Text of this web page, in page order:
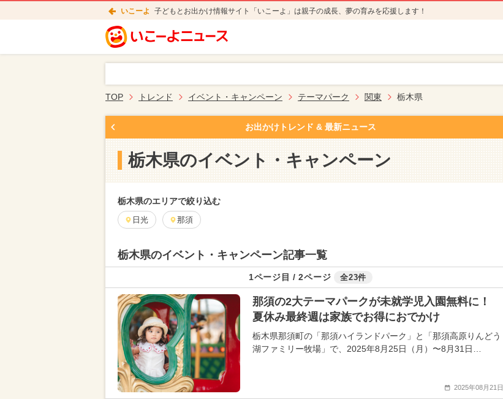
いこーよ 子どもとお出かけ情報サイト「いこーよ」は親子の成長、夢の育みを応援します！
TOP トレンド イベント・キャンペーン テーマパーク 関東 栃木県
お出かけトレンド & 最新ニュース
栃木県のイベント・キャンペーン
栃木県のエリアで絞り込む
日光 那須
栃木県のイベント・キャンペーン記事一覧
1ページ目 / 2ページ 全23件
那須の2大テーマパークが未就学児入園無料に！
夏休み最終週は家族でお得におでかけ
栃木県那須町の「那須ハイランドパーク」と「那須高原りんどう
湖ファミリー牧場」で、2025年8月25日（月）〜8月31日…
2025年08月21日